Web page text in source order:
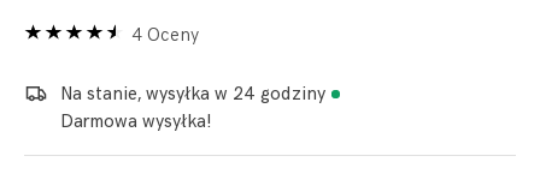
4 Oceny
Na stanie, wysyłka w 24 godziny
Darmowa wysyłka!